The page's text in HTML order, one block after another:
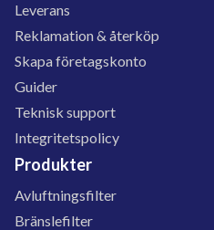
Leverans
Reklamation & återköp
Skapa företagskonto
Guider
Teknisk support
Integritetspolicy
Produkter
Avluftningsfilter
Bränslefilter